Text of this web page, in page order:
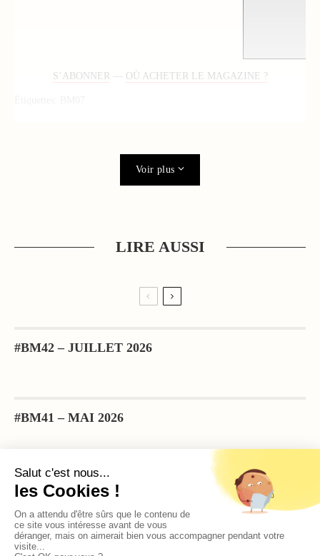
S’ABONNER — OÙ ACHETER LE MAGAZINE ?
Voir plus
LIRE AUSSI
#BM42 – JUILLET 2026
#BM41 – MAI 2026
#BM40 – MARS 2026